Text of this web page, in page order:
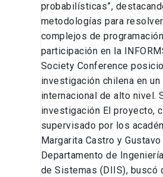
probabilísticas”,
metodologías para
complejos de
participación en la
Society Conference
investigación chilena en
internacional de alto nivel.
investigación El proyecto,
supervisado por los
Margarita Castro y Gustavo
Departamento de
de Sistemas (DIIS), buscó